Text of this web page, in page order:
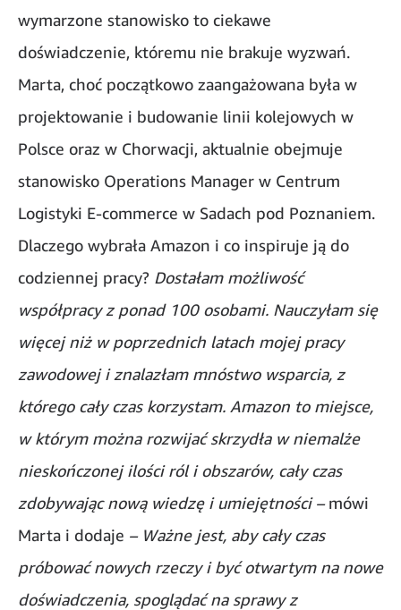
wymarzone stanowisko to ciekawe
doświadczenie, któremu nie brakuje wyzwań.
Marta, choć początkowo zaangażowana była w
projektowanie i budowanie linii kolejowych w
Polsce oraz w Chorwacji, aktualnie obejmuje
stanowisko Operations Manager w Centrum
Logistyki E-commerce w Sadach pod Poznaniem.
Dlaczego wybrała Amazon i co inspiruje ją do
codziennej pracy? Dostałam możliwość
współpracy z ponad 100 osobami. Nauczyłam się
więcej niż w poprzednich latach mojej pracy
zawodowej i znalazłam mnóstwo wsparcia, z
którego cały czas korzystam. Amazon to miejsce,
w którym można rozwijać skrzydła w niemalże
nieskończonej ilości ról i obszarów, cały czas
zdobywając nową wiedzę i umiejętności –mówi
Marta i dodaje – Ważne jest, aby cały czas
próbować nowych rzeczy i być otwartym na nowe
doświadczenia, spoglądać na sprawy z